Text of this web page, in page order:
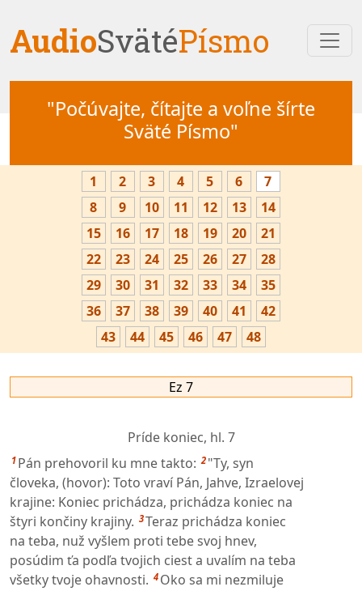
AudioSvätéPísmo
"Počúvajte, čítajte a voľne šírte
Sväté Písmo"
1 2 3 4 5 6
7
8
9 10 11 12 13
14
15
16 17 18 19 20
21
22
23 24 25 26 27
28
29
30 31 32 33 34
35
36
37 38 39 40 41
42
43
44 45 46 47 48
Ez 7
Príde koniec, hl. 7
1 Pán prehovoril ku mne takto: 2 "Ty, syn
človeka, (hovor): Toto vraví Pán, Jahve, Izraelovej
krajine: Koniec prichádza, prichádza koniec na
štyri končiny krajiny. 3Teraz prichádza koniec
na teba, nuž vyšlem proti tebe svoj hnev,
posúdim ťa podľa tvojich ciest a uvalím na teba
všetky tvoje ohavnosti. 4 Oko sa mi nezmiluje